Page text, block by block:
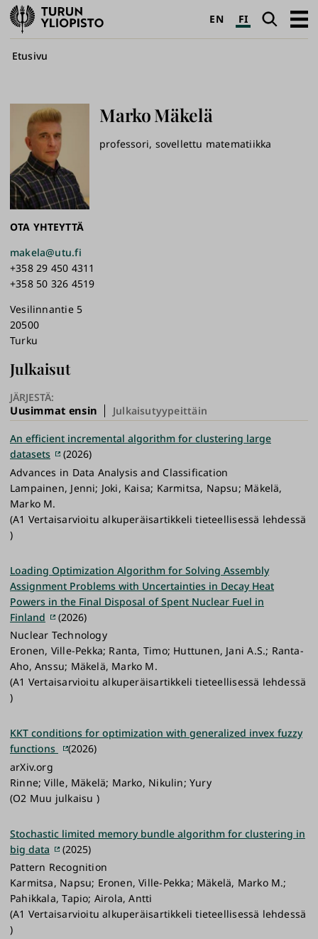
Turun
yliopisto
EN FI Haku
Avaa
Murupolku
Etusivu
MarkoMäkelä
professori, sovellettu matematiikka
OTA YHTEYTTÄ
makela@utu.fi
+358 29 450 4311
+358 50 326 4519
Vesilinnantie 5
20500
Turku
Julkaisut
JÄRJESTÄ:
Uusimmat ensin Julkaisutyypeittäin
An efficient incremental algorithm for clustering large
datasets
(2026)
Advances in Data Analysis and Classification
Lampainen, Jenni; Joki, Kaisa; Karmitsa, Napsu; Mäkelä,
Marko M.
(A1 Vertaisarvioitu alkuperäisartikkeli tieteellisessä lehdessä
)
Loading Optimization Algorithm for Solving Assembly
Assignment Problems with Uncertainties in Decay Heat
Powers in the Final Disposal of Spent Nuclear Fuel in
Finland
(2026)
Nuclear Technology
Eronen, Ville-Pekka; Ranta, Timo; Huttunen, Jani A.S.; Ranta-
Aho, Anssu; Mäkelä, Marko M.
(A1 Vertaisarvioitu alkuperäisartikkeli tieteellisessä lehdessä
)
KKT conditions for optimization with generalized invex fuzzy
functions
(2026)
arXiv.org
Rinne; Ville, Mäkelä; Marko, Nikulin; Yury
(O2 Muu julkaisu )
Stochastic limited memory bundle algorithm for clustering in
big data
(2025)
Pattern Recognition
Karmitsa, Napsu; Eronen, Ville-Pekka; Mäkelä, Marko M.;
Pahikkala, Tapio; Airola, Antti
(A1 Vertaisarvioitu alkuperäisartikkeli tieteellisessä lehdessä
)